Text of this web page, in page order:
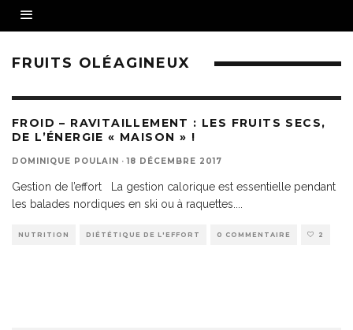
FRUITS OLÉAGINEUX
FROID – RAVITAILLEMENT : LES FRUITS SECS,
DE L’ÉNERGIE « MAISON » !
DOMINIQUE POULAIN · 18 DÉCEMBRE 2017
Gestion de l’effort La gestion calorique est essentielle pendant
les balades nordiques en ski ou à raquettes.
NUTRITION DIÉTÉTIQUE DE L'EFFORT 0 COMMENTAIRE 2